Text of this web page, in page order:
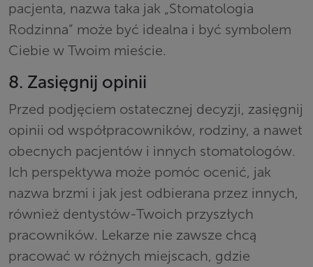
pacjenta, nazwa taka jak „Stomatologia
Rodzinna” może być idealna i być symbolem
Ciebie w Twoim mieście.
8. Zasięgnij opinii
Przed podjęciem ostatecznej decyzji, zasięgnij
opinii od współpracowników, rodziny, a nawet
obecnych pacjentów i innych stomatologów.
Ich perspektywa może pomóc ocenić, jak
nazwa brzmi i jak jest odbierana przez innych,
również dentystów-Twoich przyszłych
pracowników. Lekarze nie zawsze chcą
pracować w różnych miejscach, gdzie